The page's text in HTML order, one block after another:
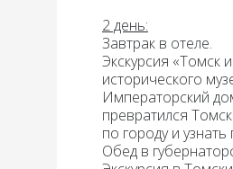
2 день:
Завтрак в отеле.
Экскурсия «Томск
исторического
Императорский
превратился
по городу и
Обед в